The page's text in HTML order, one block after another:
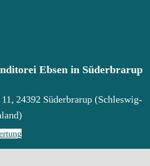
Ebsen in Süderbrarup
, 24392 Süderbrarup (Schleswig-
)